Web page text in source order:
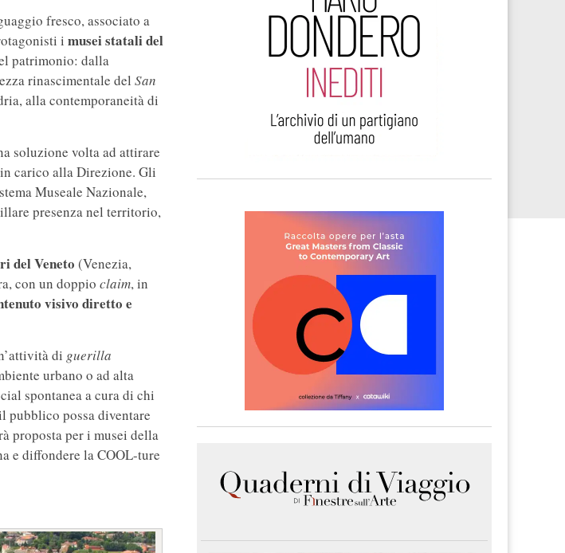
fresco, associato a
i musei statali del
patrimonio: dalla
rinascimentale del San
alla contemporaneità di
soluzione volta ad attirare
carico alla Direzione. Gli
Museale Nazionale,
presenza nel territorio,
del Veneto (Venezia,
con un doppio claim, in
visivo diretto e
di guerilla
urbano o ad alta
spontanea a cura di chi
pubblico possa diventare
proposta per i musei della
e diffondere la COOL-ture